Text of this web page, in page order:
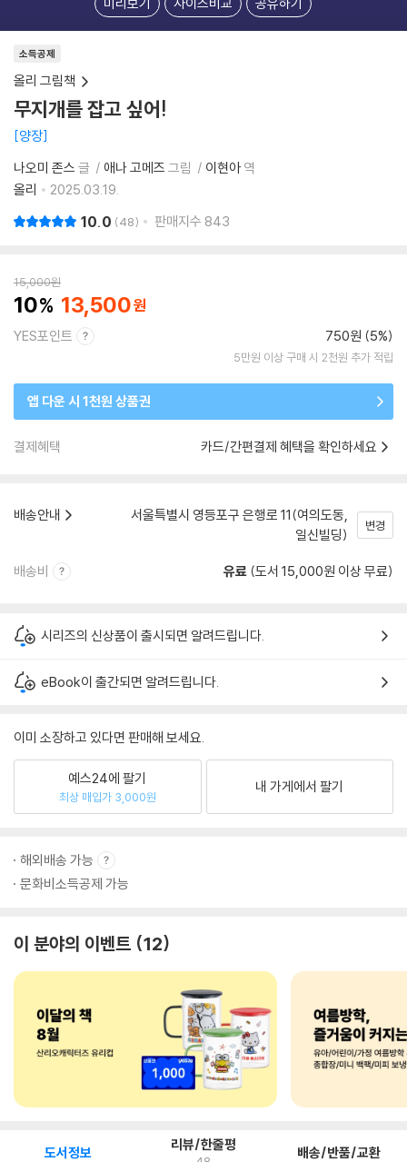
소득공제
올리 그림책
무지개를 잡고 싶어!
양장
나오미 존스 글 애나 고메즈 그림 이현아역
올리
2025.03.19.
10.0 48 판매지수 843
15,000원
10 13,500
YES포인트 750원 (5%)
5만원 이상 구매 시 2천원 추가 적립
앱 다운 시 1천원 상품권
결제혜택 카드/간편결제 혜택을 확인하세요
배송안내
서울특별시 영등포구 은행로 11(여의도동,
일신빌딩)
변경
배송비 유료 (도서 15,000원 이상 무료)
시리즈의 신상품이 출시되면 알려드립니다.
eBook이 출간되면 알려드립니다.
이미 소장하고 있다면 판매해 보세요.
예스24에 팔기
최상 매입가 3,000원
내 가게에서 팔기
해외배송 가능
문화비소득공제 가능
이 분야의 이벤트 12
도서정보 리뷰/한줄평 배송/반품/교환